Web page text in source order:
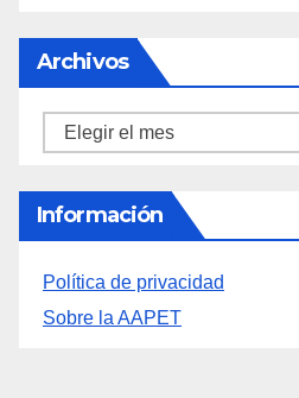
Archivos
Información
Política de privacidad